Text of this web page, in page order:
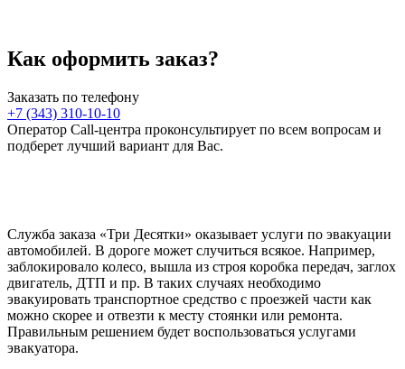
Как оформить заказ?
Заказать по телефону
+7 (343) 310-10-10
Оператор Call-центра проконсультирует по всем вопросам и
подберет лучший вариант для Вас.
Служба заказа «Три Десятки» оказывает услуги по эвакуации
автомобилей. В дороге может случиться всякое. Например,
заблокировало колесо, вышла из строя коробка передач, заглох
двигатель, ДТП и пр. В таких случаях необходимо
эвакуировать транспортное средство с проезжей части как
можно скорее и отвезти к месту стоянки или ремонта.
Правильным решением будет воспользоваться услугами
эвакуатора.